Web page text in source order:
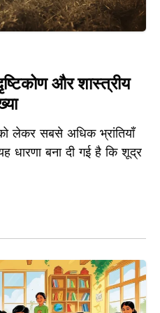
और शास्त्रीय
लेकर सबसे अधिक भ्रांतियाँ
बना दी गई है कि शूद्र